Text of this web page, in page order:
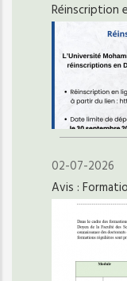
Réinscription
02-07-2026
Avis :